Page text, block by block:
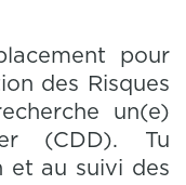
pour
des Risques
un(e)
(CDD). Tu
et au suivi des